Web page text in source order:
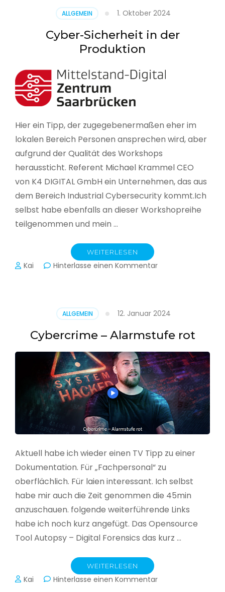
seinen
Lagebericht
zur
in
Deutschland
ALLGEMEIN 1. Oktober 2024
Cyber-Sicherheit in der
Produktion
Hier ein Tipp, der zugegebenermaßen eher im
lokalen Bereich Personen ansprechen wird, aber
aufgrund der Qualität des Workshops
heraussticht. Referent Michael Krammel CEO
von K4 DIGITAL GmbH ein Unternehmen, das aus
dem Bereich Industrial Cybersecurity kommt.Ich
selbst habe ebenfalls an dieser Workshopreihe
teilgenommen und mein …
WEITERLESEN
Kai Hinterlasse einen Kommentarzu
Produktion
ALLGEMEIN 12. Januar 2024
Cybercrime – Alarmstufe rot
Aktuell habe ich wieder einen TV Tipp zu einer
Dokumentation. Für „Fachpersonal“ zu
oberflächlich. Für laien interessant. Ich selbst
habe mir auch die Zeit genommen die 45min
anzuschauen. folgende weiterführende Links
habe ich noch kurz angefügt. Das Opensource
Tool Autopsy – Digital Forensics das kurz …
WEITERLESEN
Kai Hinterlasse einen Kommentarzu